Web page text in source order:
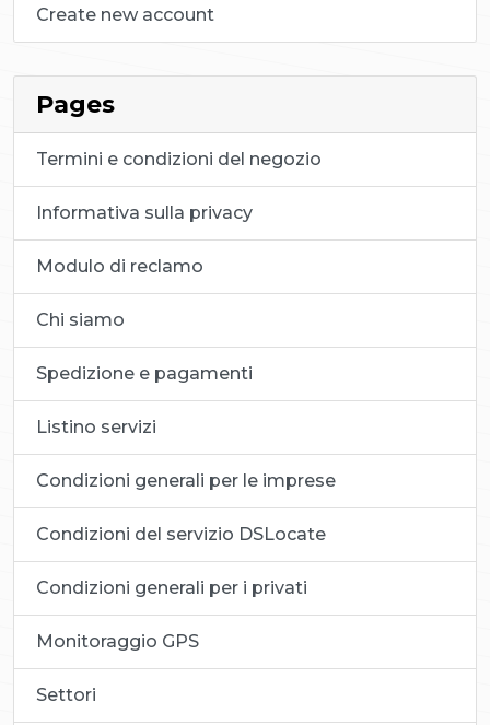
Create new account
Pages
Termini e condizioni del negozio
Informativa sulla privacy
Modulo di reclamo
Chi siamo
Spedizione e pagamenti
Listino servizi
Condizioni generali per le imprese
Condizioni del servizio DSLocate
Condizioni generali per i privati
Monitoraggio GPS
Settori